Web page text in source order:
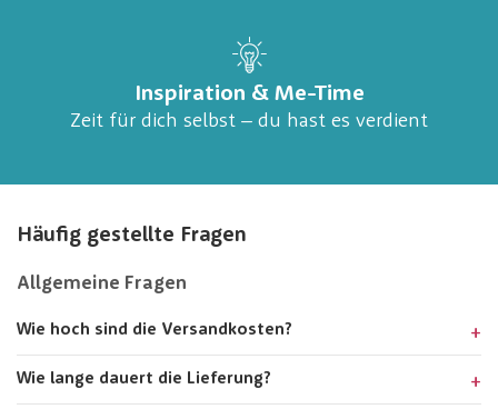
Inspiration & Me-Time
Zeit für dich selbst – du hast es verdient
Häufig gestellte Fragen
Allgemeine Fragen
Wie hoch sind die Versandkosten?
Wie lange dauert die Lieferung?